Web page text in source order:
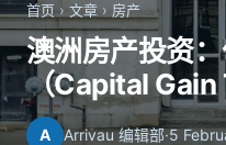
首页 › 文章 › 房产
澳洲房产投资
（Capital Gain
A Arrivau 编辑部·5